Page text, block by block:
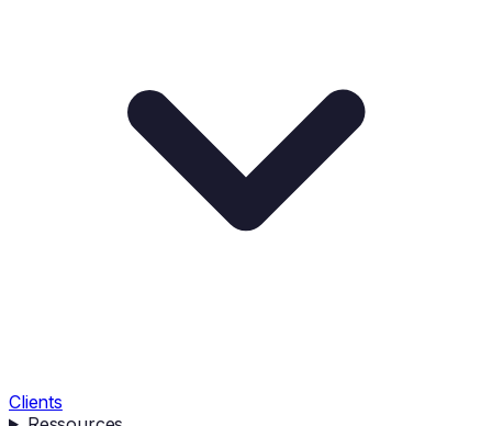
Clients